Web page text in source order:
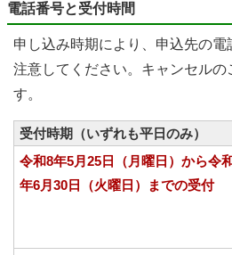
電話番号と受付時間
申し込み時期により、申込先の
注意してください。キャンセルの
す。
受付時期（いずれも平日のみ）
令和8年5月25日（月曜日）から令
年6月30日（火曜日）までの受付